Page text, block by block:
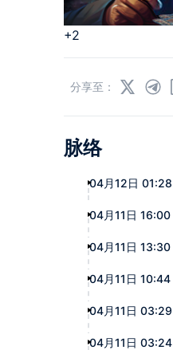
+2
分享至：
脉络
04月12日 01:28
04月11日 16:00
04月11日 13:30
04月11日 10:44
04月11日 03:29
04月11日 03:24